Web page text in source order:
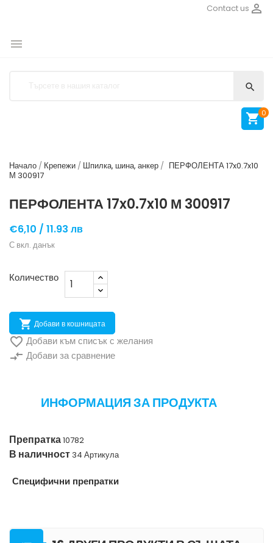

Contact us


 0
Начало Крепежи Шпилка, шина, анкер
ПЕРФОЛЕНТА 17x0.7x10
М 300917
ПЕРФОЛЕНТА 17x0.7x10 М 300917
€6,10 / 11.93 лв
С вкл. данък
Количество
 Добави в кошницата
 Добави към списък с желания
compare_arrows Добави за сравнение
ИНФОРМАЦИЯ ЗА ПРОДУКТА
Препратка10782
В наличност 34 Артикула
Специфични препратки